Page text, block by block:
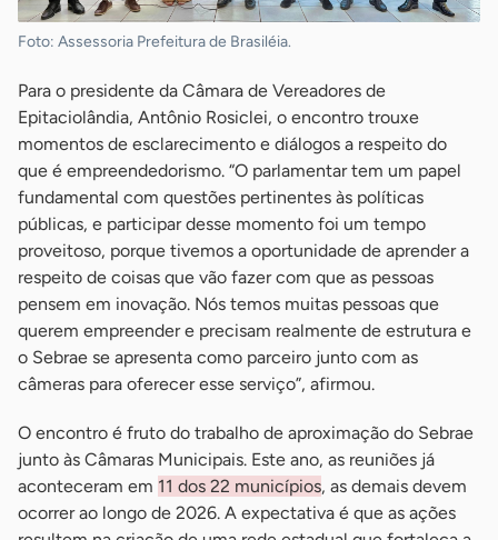
Foto: Assessoria Prefeitura de Brasiléia.
Para o presidente da Câmara de Vereadores de
Epitaciolândia, Antônio Rosiclei, o encontro trouxe
momentos de esclarecimento e diálogos a respeito do
que é empreendedorismo. “O parlamentar tem um papel
fundamental com questões pertinentes às políticas
públicas, e participar desse momento foi um tempo
proveitoso, porque tivemos a oportunidade de aprender a
respeito de coisas que vão fazer com que as pessoas
pensem em inovação. Nós temos muitas pessoas que
querem empreender e precisam realmente de estrutura e
o Sebrae se apresenta como parceiro junto com as
câmeras para oferecer esse serviço”, afirmou.
O encontro é fruto do trabalho de aproximação do Sebrae
junto às Câmaras Municipais. Este ano, as reuniões já
aconteceram em 11 dos 22 municípios, as demais devem
ocorrer ao longo de 2026. A expectativa é que as ações